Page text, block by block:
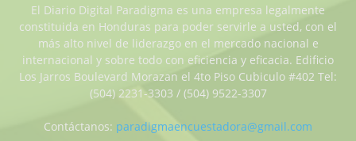
El Diario Digital Paradigma es una empresa legalmente
constituida en Honduras para poder servirle a usted, con el
más alto nivel de liderazgo en el mercado nacional e
internacional y sobre todo con eficiencia y eficacia. Edificio
Los Jarros Boulevard Morazan el 4to Piso Cubiculo #402 Tel:
(504) 2231-3303 / (504) 9522-3307
Contáctanos: paradigmaencuestadora@gmail.com